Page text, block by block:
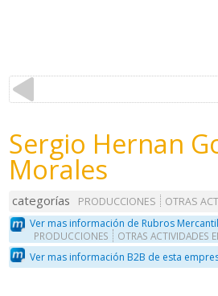
Sergio Hernan
Morales
categorías PRODUCCIONES
OTRAS
Ver mas información de Rubros Mercantil
PRODUCCIONES OTRAS ACTIVIDADES
Ver mas información B2B de esta